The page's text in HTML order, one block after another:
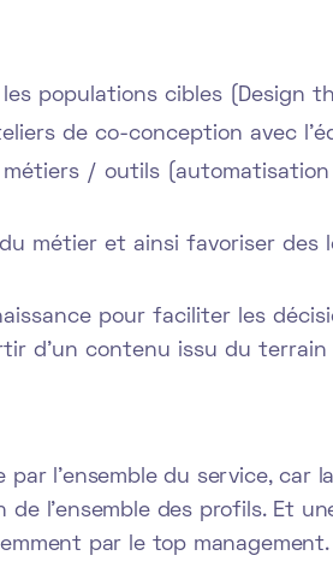
populations cibles (Design
de co-conception avec
/ outils (automatisation
métier et ainsi favoriser des
pour faciliter les
d'un contenu issu du terrain
l'ensemble du service, car
l'ensemble des profils. Et
par le top management.